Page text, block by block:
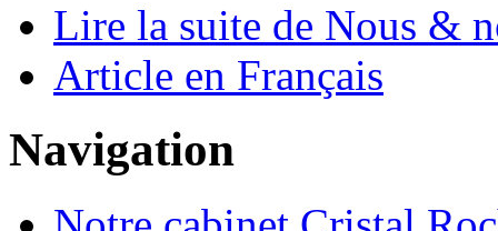
Lire la suite de Nous &
Article en Français
Navigation